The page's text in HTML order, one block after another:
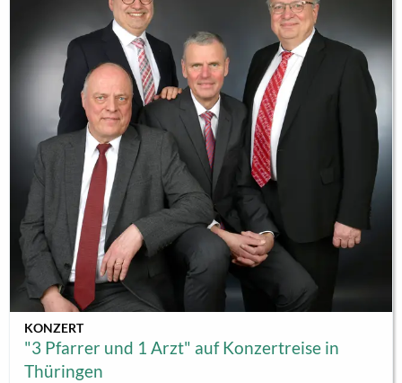
KONZERT
"3 Pfarrer und 1 Arzt" auf Konzertreise in
Thüringen